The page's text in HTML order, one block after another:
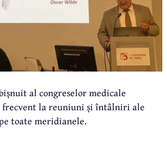
al congreselor medicale
la reuniuni și întâlniri ale
toate meridianele.